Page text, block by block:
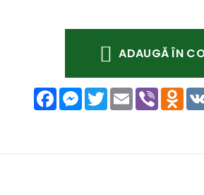
ADAUGĂ ÎN
FacebookMessenger
TwitterEmailViber